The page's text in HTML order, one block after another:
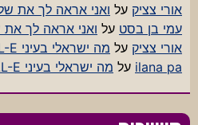
אורי צציק על ואני אראה לך את של
עמי בן בסט על ואני אראה לך את
אורי צציק על מה ישראלי בעיני DALL-E
ilana pa על מה ישראלי בעיני DALL-E